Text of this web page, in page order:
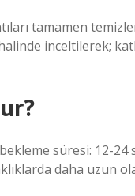
tamamen
inceltilerek;
süresi: 12-
daha uzun